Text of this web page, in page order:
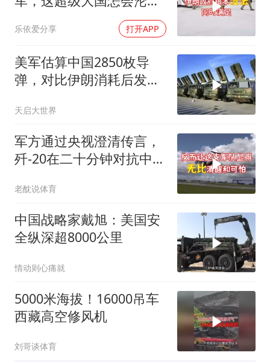
乐依爱分享 打开APP
美军估算中国2850枚导
弹，对比伊朗消耗后发现
天启大世界
军方通过央视澄清传言，
歼-20在二十分钟对抗中被
老酖说体育
中国战略家戴旭：美国安
全纵深超8000公里
情动则心痛就
5000米海拔！16000吊车
西藏高空修风机
刘哥谈体育